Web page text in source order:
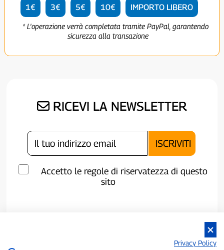
1€ 3€ 5€ 10€ IMPORTO LIBERO
* L'operazione verrà completata tramite PayPal, garantendo
sicurezza alla transazione
RICEVI LA NEWSLETTER
Accetto le regole di riservatezza di questo
sito
Privacy Policy